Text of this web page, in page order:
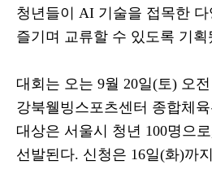
청년들이 AI 기술을 접목한
즐기며 교류할 수 있도록 기획
대회는 오는 9월 20일(토) 오전
강북웰빙스포츠센터 종합체
대상은 서울시 청년 100명으로
선발된다. 신청은 16일(화)까